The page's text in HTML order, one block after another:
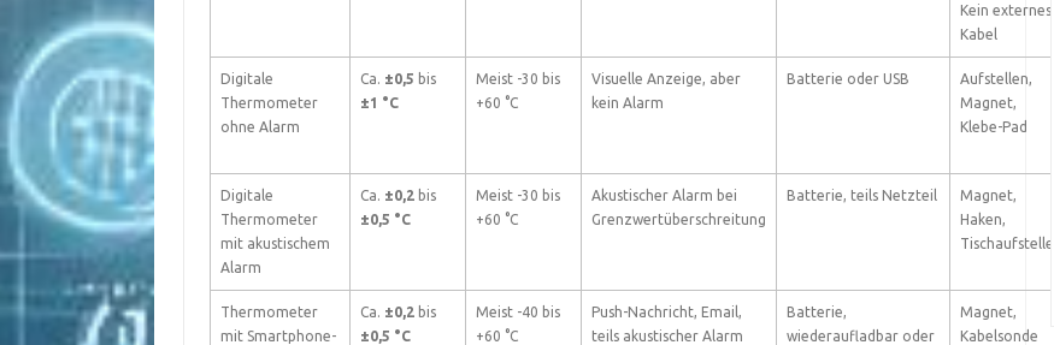
Kein externes
Kabel
Digitale
Thermometer
ohne Alarm
Ca. ±0,5 bis
±1 °C
Meist -30 bis
+60 °C
Visuelle Anzeige, aber
kein Alarm
Batterie oder USB
Aufstellen,
Magnet,
Klebe-Pad
Digitale
Thermometer
mit akustischem
Alarm
Ca. ±0,2bis
±0,5 °C
Meist -30 bis
+60 °C
Akustischer Alarm bei
Grenzwertüberschreitung
Batterie, teils Netzteil
Magnet,
Haken,
Tischaufsteller
Thermometer
mit Smartphone-
Ca. ±0,2bis
±0,5 °C
Meist -40 bis
+60 °C
Push-Nachricht, Email,
teils akustischer Alarm
Batterie,
wiederaufladbar oder
Magnet,
Kabelsonde